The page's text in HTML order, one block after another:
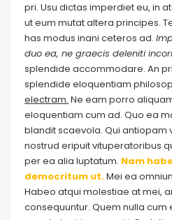
pri. Usu dictas imperdiet eu, in
ut eum mutat altera principes.
has modus inani ceteros ad.
duo ea, ne graecis deleniti
splendide accommodare. An
splendide eloquentiam
electram. Ne eam porro
eloquentiam cum ad. Quo ea
blandit scaevola. Qui antiopam
nostrud eripuit vituperatoribus
per ea alia luptatum. Nam
democritum ut.Mei ea
Habeo atqui molestiae at mei,
consequuntur. Quem nulla cum